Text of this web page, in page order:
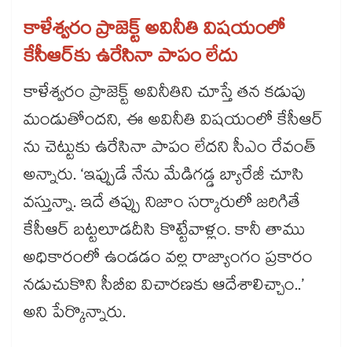
కాళేశ్వరం ప్రాజెక్ట్ అవినీతి విషయంలో
కేసీఆర్​కు ఉరేసినా పాపం లేదు
కాళేశ్వరం ప్రాజెక్ట్ అవినీతిని చూస్తే తన కడుపు
మండుతోందని, ఈ అవినీతి విషయంలో కేసీఆర్​
ను చెట్టుకు ఉరేసినా పాపం లేదని సీఎం రేవంత్​
అన్నారు. ‘ఇప్పుడే నేను మేడిగడ్డ బ్యారేజీ చూసి
వస్తున్నా. ఇదే తప్పు నిజాం సర్కారులో జరిగితే
కేసీఆర్ బట్టలూడదీసి కొట్టేవాళ్లం. కానీ తాము
అధికారంలో ఉండడం వల్ల రాజ్యాంగం ప్రకారం
నడుచుకొని సీబీఐ విచారణకు ఆదేశాలిచ్చాం..’
అని పేర్కొన్నారు.